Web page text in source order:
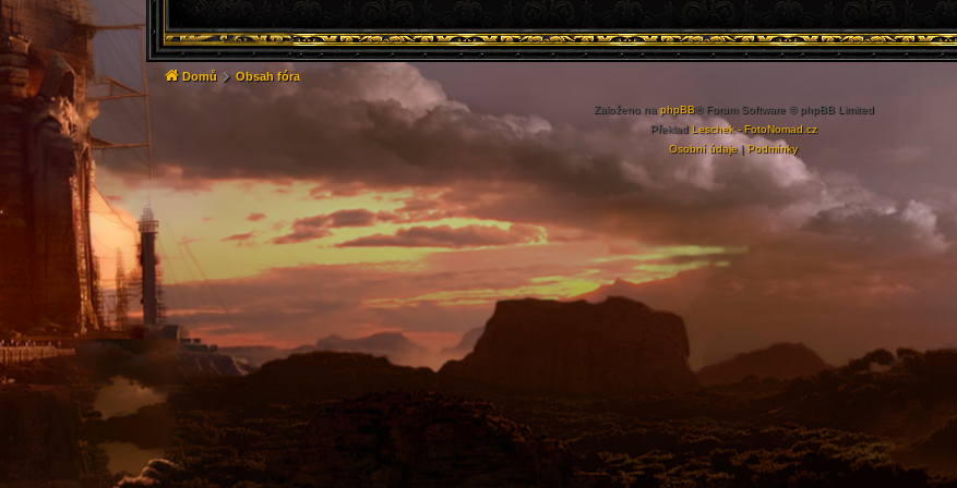
Domů Obsah fóra
Založeno na phpBB® Forum Software © phpBB Limited
Překlad Leschek - FotoNomad.cz
Osobní údaje|Podmínky